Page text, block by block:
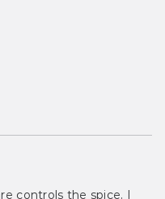
controls the spice, I